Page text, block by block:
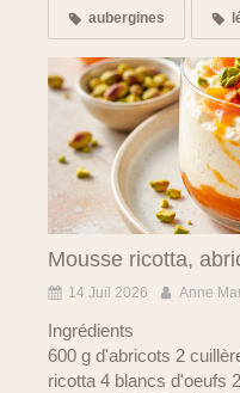
aubergines
Mousse ricotta,
14 Juil 2026 Anne
Ingrédients
600 g d'abricots 2
ricotta 4 blancs d'oeufs